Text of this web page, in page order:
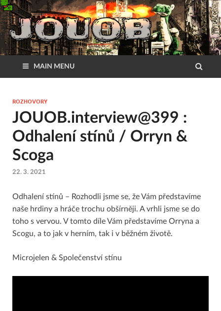
MAIN MENU
ROZHOVORY
JOUOB.interview@399 :
Odhalení stínů / Orryn &
Scoga
22. 3. 2021
Odhalení stínů – Rozhodli jsme se, že Vám představíme
naše hrdiny a hráče trochu obšírněji. A vrhli jsme se do
toho s vervou. V tomto díle Vám představíme Orryna a
Scogu, a to jak v herním, tak i v běžném životě.
Microjelen & Společenství stínu